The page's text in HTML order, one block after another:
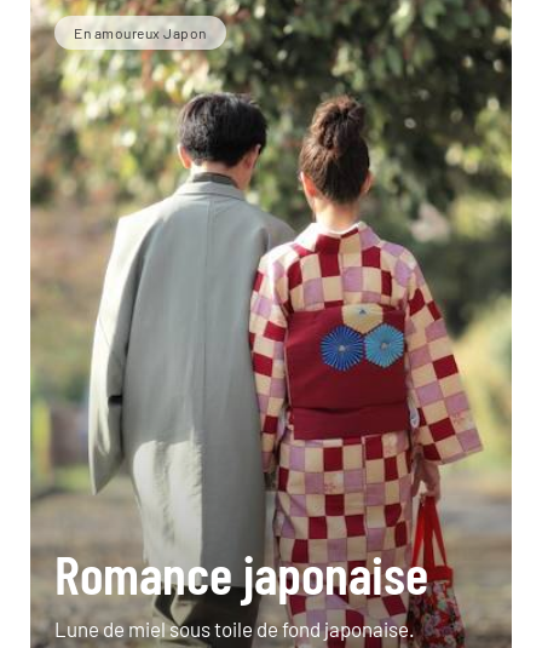
En amoureux Japon
Romance japonaise
Lune de miel sous toile de fond japonaise.